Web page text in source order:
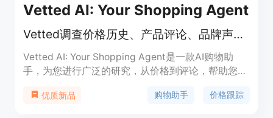
Vetted AI: Your Shopping Agent
Vetted调查价格历史、产品评论、品牌声誉等，为您提供最佳的购物决策。
Vetted AI: Your Shopping Agent是一款AI购物助
手，为您进行广泛的研究，从价格到评论，帮助您始
跟踪价格，快速发现符合您需求的产品，获取专家和
优质新品 购物助手 价格跟踪